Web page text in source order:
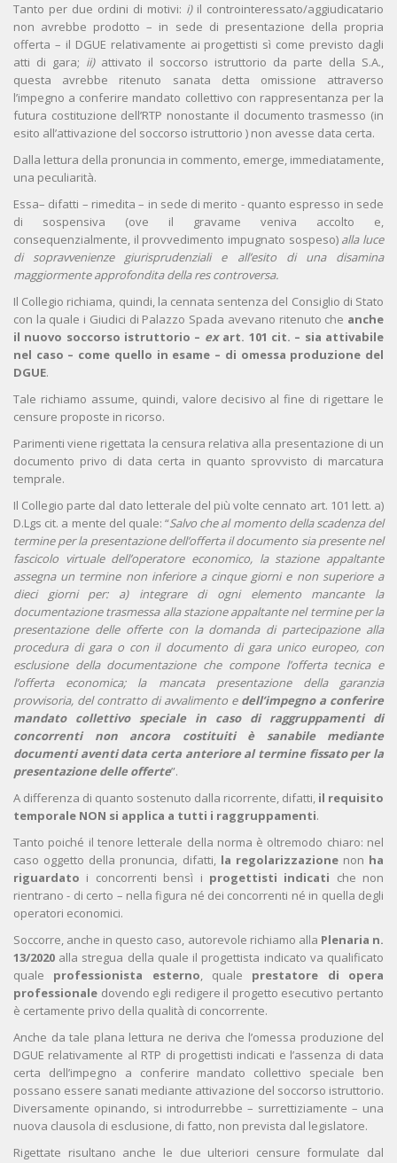
Tanto per due ordini di motivi: i)il controinteressato/aggiudicatario
non avrebbe prodotto – in sede di presentazione della propria
offerta – il DGUE relativamente ai progettisti sì come previsto dagli
atti di gara; ii) attivato il soccorso istruttorio da parte della S.A.,
questa avrebbe ritenuto sanata detta omissione attraverso
l’impegno a conferire mandato collettivo con rappresentanza per la
futura costituzione dell’RTP nonostante il documento trasmesso (in
esito all’attivazione del soccorso istruttorio ) non avesse data certa.
Dalla lettura della pronuncia in commento, emerge, immediatamente,
una peculiarità.
Essa– difatti – rimedita – in sede di merito - quanto espresso in sede
di sospensiva (ove il gravame veniva accolto e,
consequenzialmente, il provvedimento impugnato sospeso) alla luce
di sopravvenienze giurisprudenziali e all’esito di una disamina
maggiormente approfondita della res controversa.
Il Collegio richiama, quindi, la cennata sentenza del Consiglio di Stato
con la quale i Giudici di Palazzo Spada avevano ritenuto che anche
il nuovo soccorso istruttorio – exart. 101 cit. – sia attivabile
nel caso – come quello in esame – di omessa produzione del
DGUE.
Tale richiamo assume, quindi, valore decisivo al fine di rigettare le
censure proposte in ricorso.
Parimenti viene rigettata la censura relativa alla presentazione di un
documento privo di data certa in quanto sprovvisto di marcatura
temprale.
Il Collegio parte dal dato letterale del più volte cennato art. 101 lett. a)
D.Lgs cit. a mente del quale: “Salvo che al momento della scadenza del
termine per la presentazione dell’offerta il documento sia presente nel
fascicolo virtuale dell’operatore economico, la stazione appaltante
assegna un termine non inferiore a cinque giorni e non superiore a
dieci giorni per: a) integrare di ogni elemento mancante la
documentazione trasmessa alla stazione appaltante nel termine per la
presentazione delle offerte con la domanda di partecipazione alla
procedura di gara o con il documento di gara unico europeo, con
esclusione della documentazione che compone l’offerta tecnica e
l’offerta economica; la mancata presentazione della garanzia
provvisoria, del contratto di avvalimento e dell’impegno a conferire
mandato collettivo speciale in caso di raggruppamenti di
concorrenti non ancora costituiti è sanabile mediante
documenti aventi data certa anteriore al termine fissato per la
presentazione delle offerte”.
A differenza di quanto sostenuto dalla ricorrente, difatti, il requisito
temporale NON si applica a tutti i raggruppamenti.
Tanto poiché il tenore letterale della norma è oltremodo chiaro: nel
caso oggetto della pronuncia, difatti, la regolarizzazionenon ha
riguardato i concorrenti bensì i progettisti indicati che non
rientrano - di certo – nella figura né dei concorrenti né in quella degli
operatori economici.
Soccorre, anche in questo caso, autorevole richiamo alla Plenaria n.
13/2020 alla stregua della quale il progettista indicato va qualificato
quale professionista esterno, quale prestatore di opera
professionale dovendo egli redigere il progetto esecutivo pertanto
è certamente privo della qualità di concorrente.
Anche da tale plana lettura ne deriva che l’omessa produzione del
DGUE relativamente al RTP di progettisti indicati e l’assenza di data
certa dell’impegno a conferire mandato collettivo speciale ben
possano essere sanati mediante attivazione del soccorso istruttorio.
Diversamente opinando, si introdurrebbe – surrettiziamente – una
nuova clausola di esclusione, di fatto, non prevista dal legislatore.
Rigettate risultano anche le due ulteriori censure formulate dal